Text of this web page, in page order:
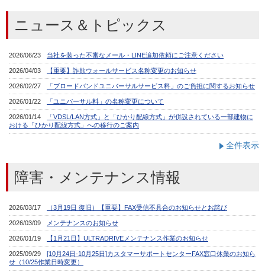
ニュース＆トピックス
全件表示
障害・メンテナンス情報